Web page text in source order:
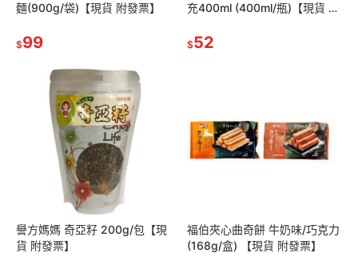
麵(900g/袋)【現貨 附發票】
$99
充400ml (400ml/瓶)【現貨 附
$52
譽方媽媽 奇亞籽 200g/包【現
貨 附發票】
福伯夾心曲奇餅 牛奶味/巧克力
(168g/盒) 【現貨 附發票】